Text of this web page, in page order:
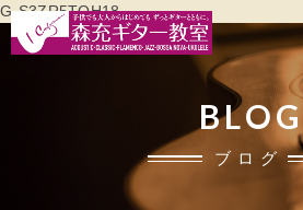
G-S3ZR5TQH18
BLOG
ブログ